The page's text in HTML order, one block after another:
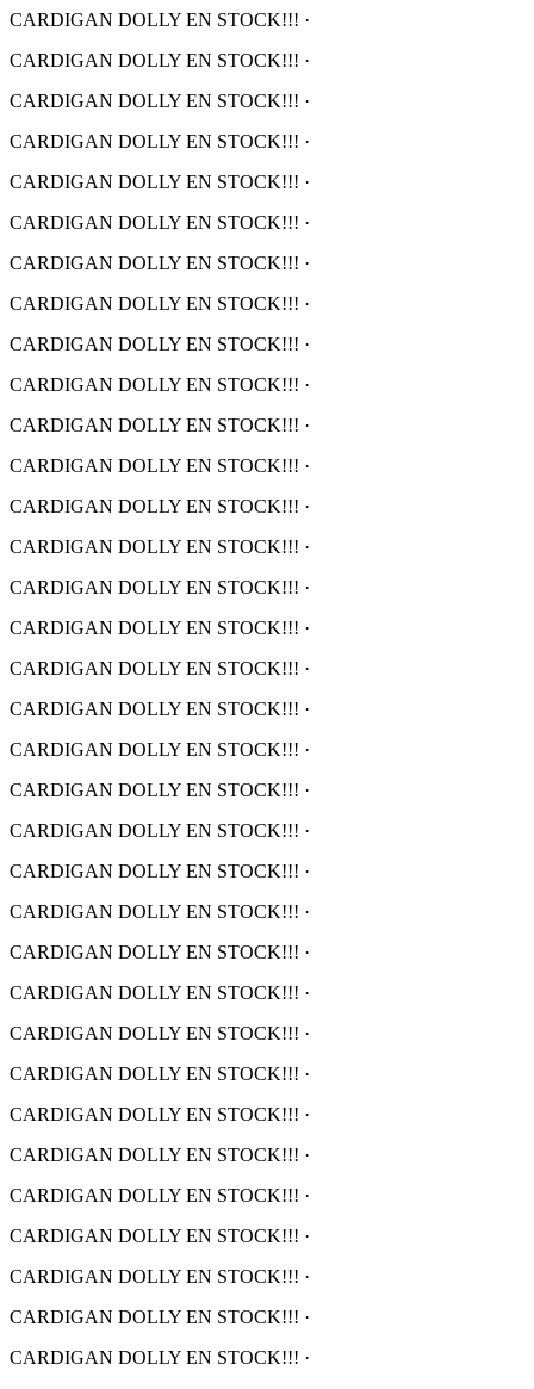
CARDIGAN DOLLY EN STOCK!!! ·
CARDIGAN DOLLY EN STOCK!!! ·
CARDIGAN DOLLY EN STOCK!!! ·
CARDIGAN DOLLY EN STOCK!!! ·
CARDIGAN DOLLY EN STOCK!!! ·
CARDIGAN DOLLY EN STOCK!!! ·
CARDIGAN DOLLY EN STOCK!!! ·
CARDIGAN DOLLY EN STOCK!!! ·
CARDIGAN DOLLY EN STOCK!!! ·
CARDIGAN DOLLY EN STOCK!!! ·
CARDIGAN DOLLY EN STOCK!!! ·
CARDIGAN DOLLY EN STOCK!!! ·
CARDIGAN DOLLY EN STOCK!!! ·
CARDIGAN DOLLY EN STOCK!!! ·
CARDIGAN DOLLY EN STOCK!!! ·
CARDIGAN DOLLY EN STOCK!!! ·
CARDIGAN DOLLY EN STOCK!!! ·
CARDIGAN DOLLY EN STOCK!!! ·
CARDIGAN DOLLY EN STOCK!!! ·
CARDIGAN DOLLY EN STOCK!!! ·
CARDIGAN DOLLY EN STOCK!!! ·
CARDIGAN DOLLY EN STOCK!!! ·
CARDIGAN DOLLY EN STOCK!!! ·
CARDIGAN DOLLY EN STOCK!!! ·
CARDIGAN DOLLY EN STOCK!!! ·
CARDIGAN DOLLY EN STOCK!!! ·
CARDIGAN DOLLY EN STOCK!!! ·
CARDIGAN DOLLY EN STOCK!!! ·
CARDIGAN DOLLY EN STOCK!!! ·
CARDIGAN DOLLY EN STOCK!!! ·
CARDIGAN DOLLY EN STOCK!!! ·
CARDIGAN DOLLY EN STOCK!!! ·
CARDIGAN DOLLY EN STOCK!!! ·
CARDIGAN DOLLY EN STOCK!!! ·